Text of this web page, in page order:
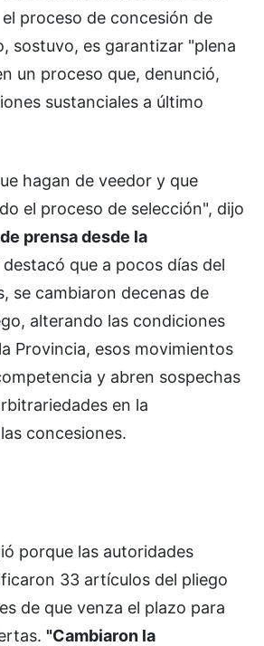
proceso de concesión de
sostuvo, es garantizar "plena
un proceso que, denunció,
sustanciales a último
hagan de veedor y que
el proceso de selección", dijo
prensa desde la
destacó que a pocos días del
se cambiaron decenas de
alterando las condiciones
Provincia, esos movimientos
y abren sospechas
en la
concesiones.
porque las autoridades
33 artículos del pliego
de que venza el plazo para
"Cambiaron la